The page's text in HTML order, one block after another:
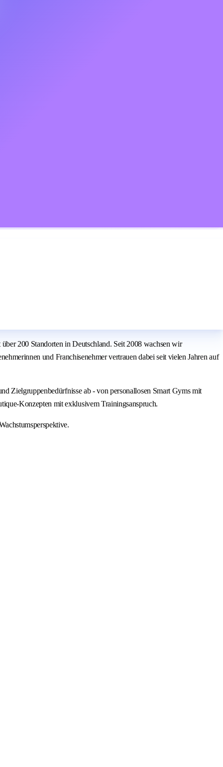
200 Standorten in Deutschland. Seit 2008 wachsen wir
und Franchisenehmer vertrauen dabei seit vielen Jahren auf
Zielgruppenbedürfnisse ab - von personallosen Smart Gyms mit
Konzepten mit exklusivem Trainingsanspruch.